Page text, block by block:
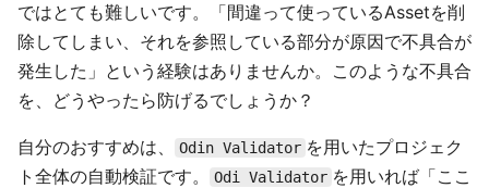
ではとても難しいです。「間違って使っているAssetを削
除してしまい、それを参照している部分が原因で不具合が
発生した」という経験はありませんか。このような不具合
を、どうやったら防げるでしょうか？
自分のおすすめは、 Odin Validator を用いたプロジェク
ト全体の自動検証です。
Odi Validator を用いれば「ここ